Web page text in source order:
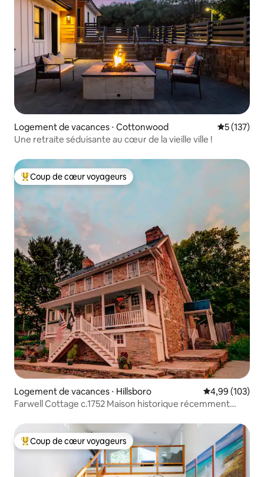
Logement de vacances ⋅ Cottonwood Évaluation
5 (137)
Une retraite séduisante au cœur de la vieille ville !
Coups de cœur voyageurs les plus appréciés
Coup de cœur voyageurs
Logement de vacances ⋅ Hillsboro Évaluation
4,99 (103)
Farwell Cottage c.1752 Maison historique récemment
Coups de cœur voyageurs les plus appréciés
Coup de cœur voyageurs